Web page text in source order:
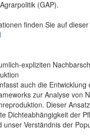
(GAP).
finden Sie auf
expliziten
auch die Entwicklung
zur Analyse von
Dieser
Dichteabhängigkeit der
unser Verständnis der